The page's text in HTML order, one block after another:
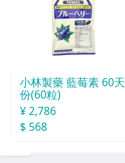
小林製藥 藍莓素 60天
份(60粒)
¥ 2,786
$ 568